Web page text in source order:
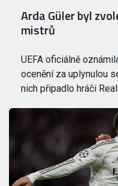
Arda Güler byl
mistrů
UEFA oficiálně
ocenění za uplynulou
nich připadlo hráči